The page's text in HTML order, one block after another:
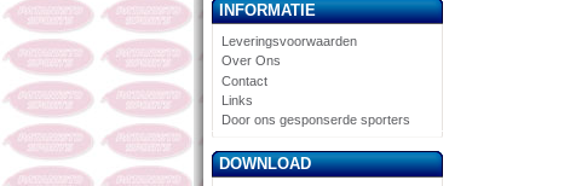
INFORMATIE
Leveringsvoorwaarden
Over Ons
Contact
Links
Door ons gesponserde sporters
DOWNLOAD